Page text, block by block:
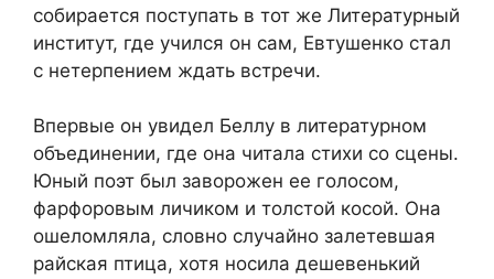
собирается поступать в тот же Литературный
институт, где учился он сам, Евтушенко стал
с нетерпением ждать встречи.
Впервые он увидел Беллу в литературном
объединении, где она читала стихи со сцены.
Юный поэт был заворожен ее голосом,
фарфоровым личиком и толстой косой. Она
ошеломляла, словно случайно залетевшая
райская птица, хотя носила дешевенький